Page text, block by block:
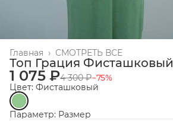
СМОТРЕТЬ ВСЕ
Главная ›
Топ Грация Фисташковый
1 075 ₽4 300 ₽−75%
Цвет: Фисташковый
Параметр: Размер